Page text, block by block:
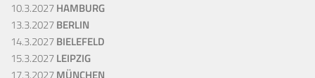
10.3.2027HAMBURG
13.3.2027BERLIN
14.3.2027BIELEFELD
15.3.2027LEIPZIG